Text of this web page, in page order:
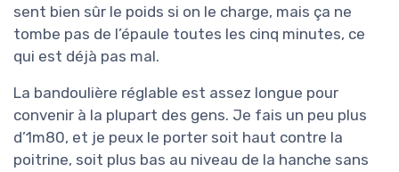
sent bien sûr le poids si on le charge, mais ça ne
tombe pas de l’épaule toutes les cinq minutes, ce
qui est déjà pas mal.
La bandoulière réglable est assez longue pour
convenir à la plupart des gens. Je fais un peu plus
d’1m80, et je peux le porter soit haut contre la
poitrine, soit plus bas au niveau de la hanche sans